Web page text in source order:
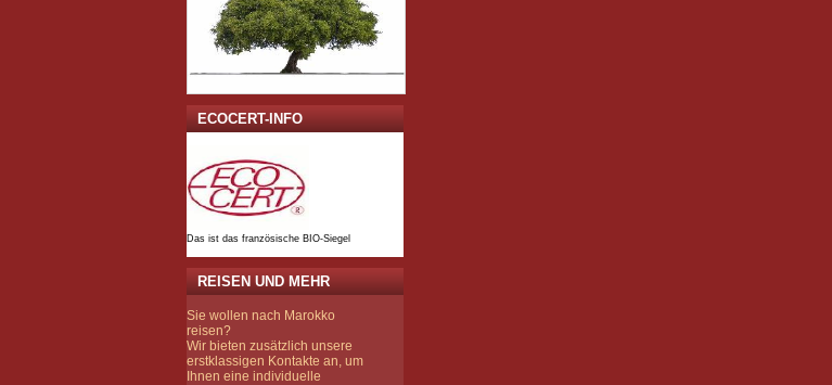
ECOCERT-INFO
Das ist das französische BIO-Siegel
REISEN UND MEHR
Sie wollen nach Marokko
reisen?
Wir bieten zusätzlich unsere
erstklassigen Kontakte an, um
Ihnen eine individuelle